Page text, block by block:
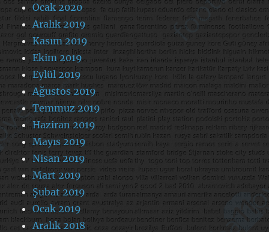
Ocak 2020
Aralık 2019
Kasım 2019
Ekim 2019
Eylül 2019
Ağustos 2019
Temmuz 2019
Haziran 2019
Mayıs 2019
Nisan 2019
Mart 2019
Şubat 2019
Ocak 2019
Aralık 2018